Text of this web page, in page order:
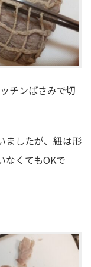
チンばさみで切
ましたが、紐は形
なくてもOKで